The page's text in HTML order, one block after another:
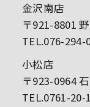
金沢南店
〒921-8801
TEL.076-294-
小松店
〒923-0964
TEL.0761-20-